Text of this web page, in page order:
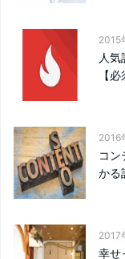
2015
人
【
2016
コン
かる
2017
幸せ